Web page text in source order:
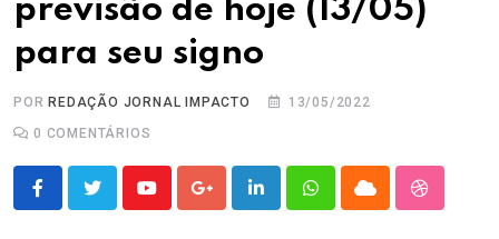
previsão de hoje (13/05)
para seu signo
POR REDAÇÃO JORNAL IMPACTO
13/05/2022
0 COMENTÁRIOS
YoutubeGoogle+LinkedInWhatsappCloud